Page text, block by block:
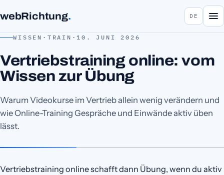
webRichtung. DE
WISSEN · TRAIN ·10. JUNI 2026
Vertriebstraining online: vom
Wissen zur Übung
Warum Videokurse im Vertrieb allein wenig verändern und
wie Online-Training Gespräche und Einwände aktiv üben
lässt.
Vertriebstraining online schafft dann Übung, wenn du aktiv